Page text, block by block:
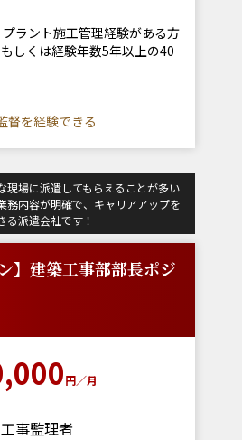
ラント施工管理経験がある方
もしくは経験年数5年以上の40
督を経験できる
現場に派遣してもらえることが多い
務内容が明確で、キャリアアップを
る派遣会社です！
】建築工事部部長ポジ
円／月
事監理者